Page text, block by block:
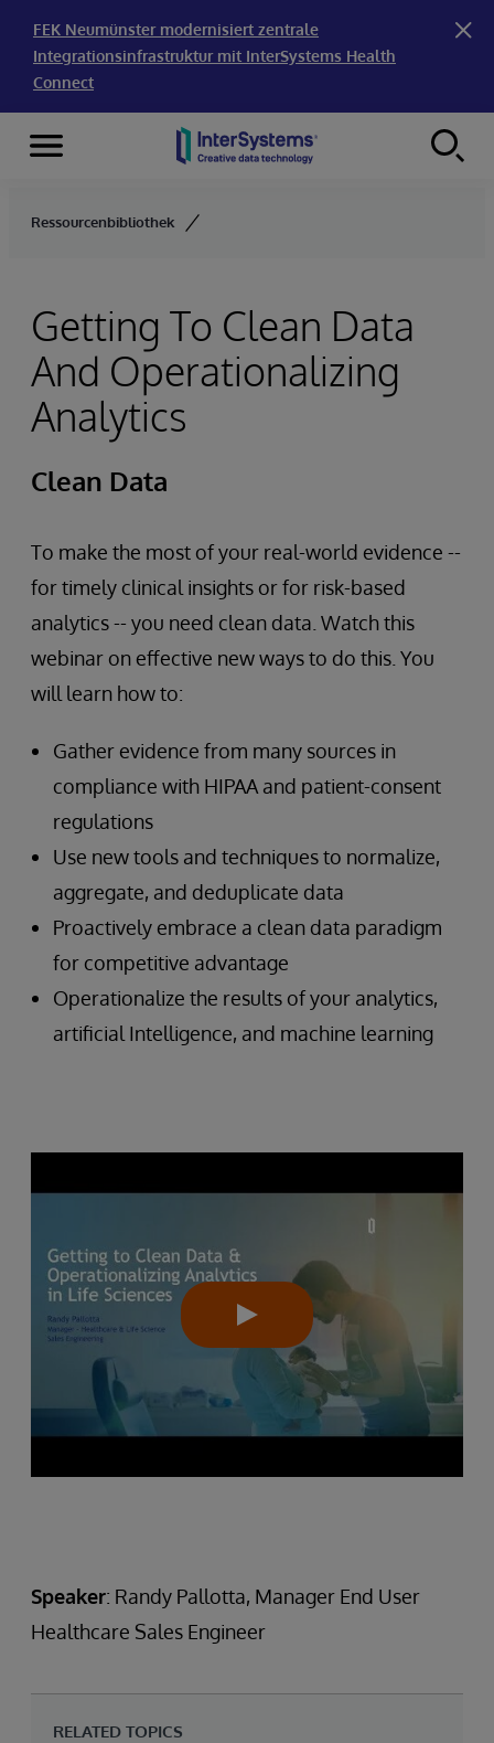
FEK Neumünster modernisiert zentrale
Integrationsinfrastruktur mit InterSystems Health
Connect
Skip to content
Menu
Ressourcenbibliothek
Getting To Clean Data
And Operationalizing
Analytics
Clean Data
To make the most of your real-world evidence --
for timely clinical insights or for risk-based
analytics -- you need clean data. Watch this
webinar on effective new ways to do this. You
will learn how to:
Gather evidence from many sources in
compliance with HIPAA and patient-consent
regulations
Use new tools and techniques to normalize,
aggregate, and deduplicate data
Proactively embrace a clean data paradigm
for competitive advantage
Operationalize the results of your analytics,
artificial Intelligence, and machine learning
Speaker: Randy Pallotta, Manager End User
Healthcare Sales Engineer
RELATED TOPICS